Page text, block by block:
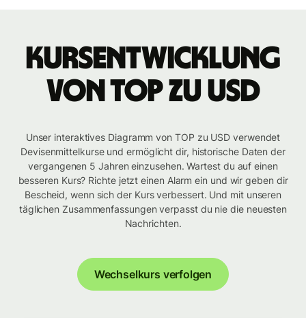
Kursentwicklung
von TOP zu USD
Unser interaktives Diagramm von TOP zu USD verwendet
Devisenmittelkurse und ermöglicht dir, historische Daten der
vergangenen 5 Jahren einzusehen. Wartest du auf einen
besseren Kurs? Richte jetzt einen Alarm ein und wir geben dir
Bescheid, wenn sich der Kurs verbessert. Und mit unseren
täglichen Zusammenfassungen verpasst du nie die neuesten
Nachrichten.
Wechselkurs verfolgen